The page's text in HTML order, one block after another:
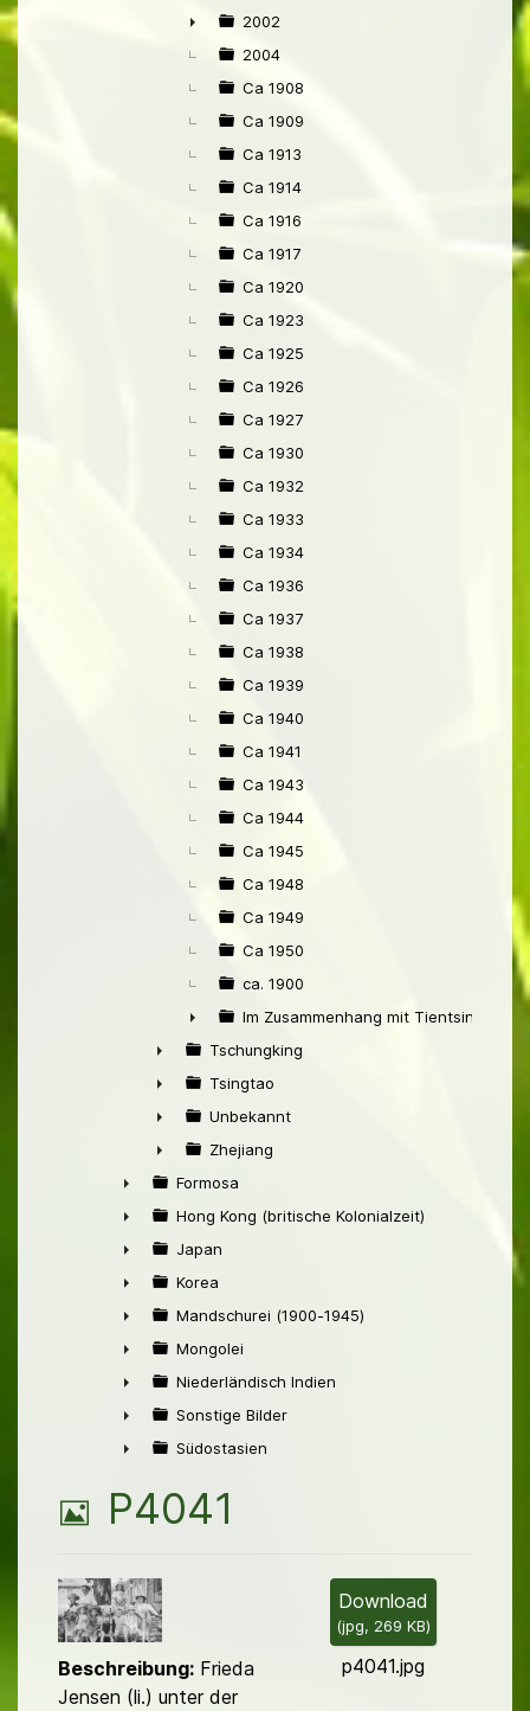
►
►
2002
2004
Ca 1908
Ca 1909
Ca 1913
Ca 1914
Ca 1916
Ca 1917
Ca 1920
Ca 1923
Ca 1925
Ca 1926
Ca 1927
Ca 1930
Ca 1932
Ca 1933
Ca 1934
Ca 1936
Ca 1937
Ca 1938
Ca 1939
Ca 1940
Ca 1941
Ca 1943
Ca 1944
Ca 1945
Ca 1948
Ca 1949
Ca 1950
ca. 1900
►
Im Zusammenhang mit Tientsin
►
Tschungking
►
Tsingtao
►
Unbekannt
►
Zhejiang
►
Formosa
►
Hong Kong (britische Kolonialzeit)
►
Japan
►
Korea
►
Mandschurei (1900-1945)
►
Mongolei
►
Niederländisch Indien
►
Sonstige Bilder
Südostasien
B
l
d
P4041
Download
(jpg, 269 KB)
p4041.jpg
Beschreibung: Frieda
Jensen (li.) unter der